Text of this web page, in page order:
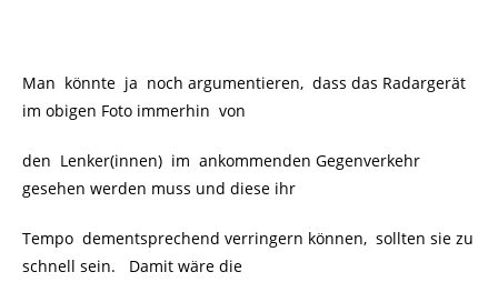
Man könnte ja noch argumentieren, dass das Radargerät
im obigen Foto immerhin von
den Lenker(innen) im ankommenden Gegenverkehr
gesehen werden muss und diese ihr
Tempo dementsprechend verringern können, sollten sie zu
schnell sein.
Damit wäre die